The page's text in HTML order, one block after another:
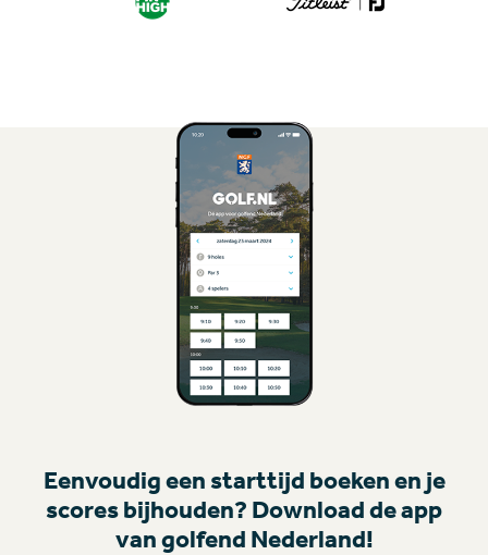
Eenvoudig een starttijd boeken en je
scores bijhouden? Download de app
van golfend Nederland!